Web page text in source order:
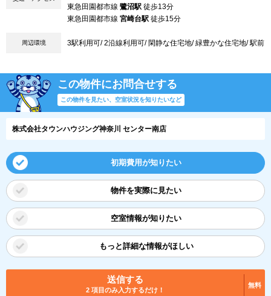
東急田園都市線 鷺沼駅 徒歩13分
東急田園都市線 宮崎台駅 徒歩15分
周辺環境 3駅利用可/ 2沿線利用可/ 閑静な住宅地/ 緑豊かな住宅地/ 駅前
この物件にお問合せする
この物件を見たい、空室状況を知りたいなど
株式会社タウンハウジング神奈川 センター南店
初期費用が知りたい
物件を実際に見たい
空室情報が知りたい
もっと詳細な情報がほしい
送信する
2 項目のみ入力するだけ！
無料